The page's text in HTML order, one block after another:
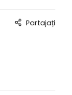
Partajați